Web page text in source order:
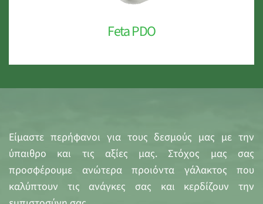
Feta PDO
Είμαστε περήφανοι για τους δεσμούς μας με την
ύπαιθρο και τις αξίες μας. Στόχος μας σας
προσφέρουμε ανώτερα προιόντα γάλακτος που
καλύπτουν τις ανάγκες σας και κερδίζουν την